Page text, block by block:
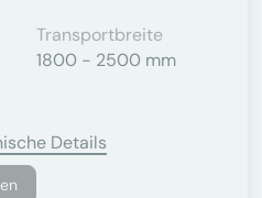
Transportbreite
1800 - 2500 mm
Details